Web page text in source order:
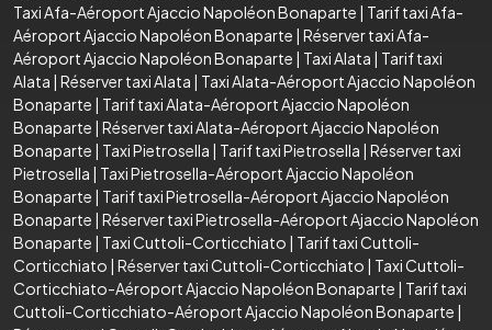
Taxi Afa-Aéroport Ajaccio Napoléon Bonaparte | Tarif taxi Afa-
Aéroport Ajaccio Napoléon Bonaparte | Réserver taxi Afa-
Aéroport Ajaccio Napoléon Bonaparte | Taxi Alata | Tarif taxi
Alata | Réserver taxi Alata | Taxi Alata-Aéroport Ajaccio Napoléon
Bonaparte | Tarif taxi Alata-Aéroport Ajaccio Napoléon
Bonaparte | Réserver taxi Alata-Aéroport Ajaccio Napoléon
Bonaparte | Taxi Pietrosella | Tarif taxi Pietrosella | Réserver taxi
Pietrosella | Taxi Pietrosella-Aéroport Ajaccio Napoléon
Bonaparte | Tarif taxi Pietrosella-Aéroport Ajaccio Napoléon
Bonaparte | Réserver taxi Pietrosella-Aéroport Ajaccio Napoléon
Bonaparte | Taxi Cuttoli-Corticchiato | Tarif taxi Cuttoli-
Corticchiato | Réserver taxi Cuttoli-Corticchiato | Taxi Cuttoli-
Corticchiato-Aéroport Ajaccio Napoléon Bonaparte | Tarif taxi
Cuttoli-Corticchiato-Aéroport Ajaccio Napoléon Bonaparte |